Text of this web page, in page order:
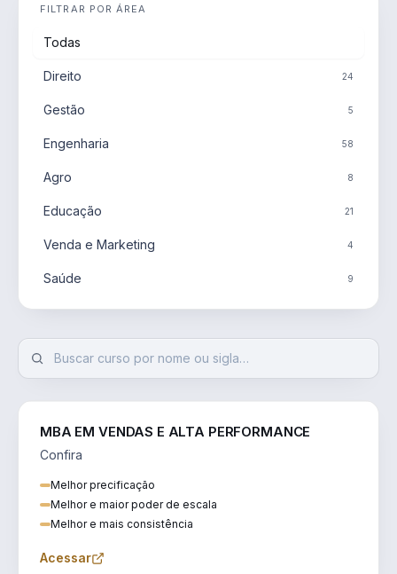
FILTRAR POR ÁREA
Todas
Direito 24
Gestão 5
Engenharia 58
Agro 8
Educação 21
Venda e Marketing 4
Saúde 9
MBA EM VENDAS E ALTA PERFORMANCE
Confira
Melhor precificação
Melhor e maior poder de escala
Melhor e mais consistência
Acessar